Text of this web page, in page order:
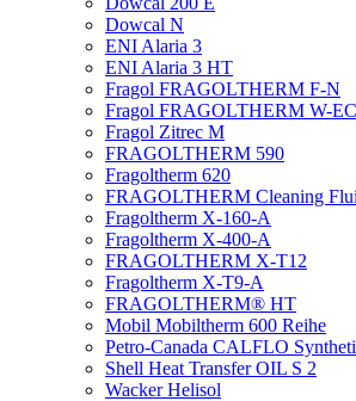
Dowcal N
ENI Alaria 3
ENI Alaria 3 HT
Fragol FRAGOLTHERM F-N
Fragol FRAGOLTHERM W-
Fragol Zitrec M
FRAGOLTHERM 590
Fragoltherm 620
FRAGOLTHERM Cleaning
Fragoltherm X-160-A
Fragoltherm X-400-A
FRAGOLTHERM X-T12
Fragoltherm X-T9-A
FRAGOLTHERM® HT
Mobil Mobiltherm 600 Reihe
Petro-Canada CALFLO
Shell Heat Transfer OIL S 2
Wacker Helisol